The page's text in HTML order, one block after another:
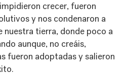
crecer, fueron
y nos condenaron a
nuestra tierra, donde poco a
aunque, no creáis,
fueron adoptadas y salieron